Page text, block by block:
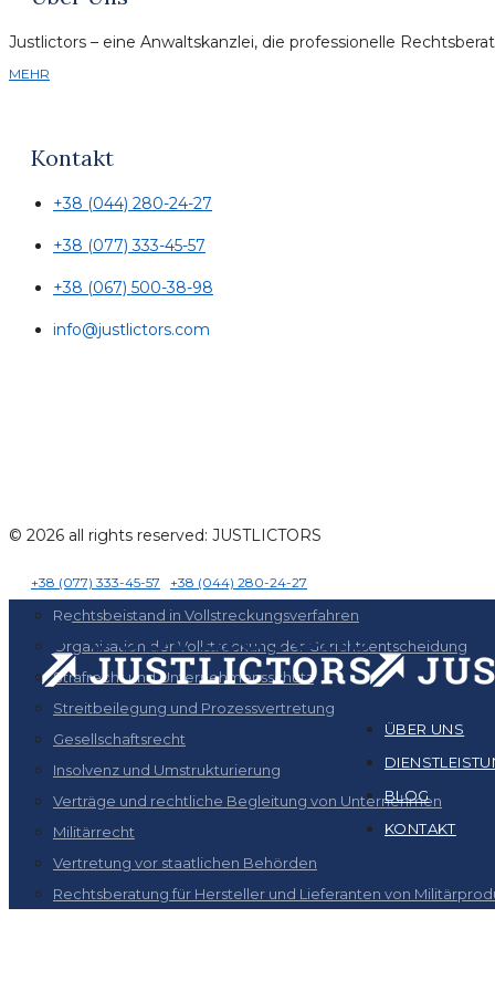
Justlictors – eine Anwaltskanzlei, die professionelle
MEHR
Kontakt
+38 (044) 280-24-27
+38 (077) 333-45-57
+38 (067) 500-38-98
info@justlictors.com
© 2026 all rights reserved: JUSTLICTORS
+38 (077) 333-45-57 +38 (044) 280-24-27
ÜBER UNS
Rechtsbeistand in Vollstreckungsverfahren
Organisation der Vollstreckung der Gerichtsentscheidung
Strafrecht und Unternehmensschutz
Streitbeilegung und Prozessvertretung
Gesellschaftsrecht
Insolvenz und Umstrukturierung
Verträge und rechtliche Begleitung von Unternehmen
Militärrecht
Vertretung vor staatlichen Behörden
Rechtsberatung für Hersteller und Lieferanten von
BLOG
KONTAKT